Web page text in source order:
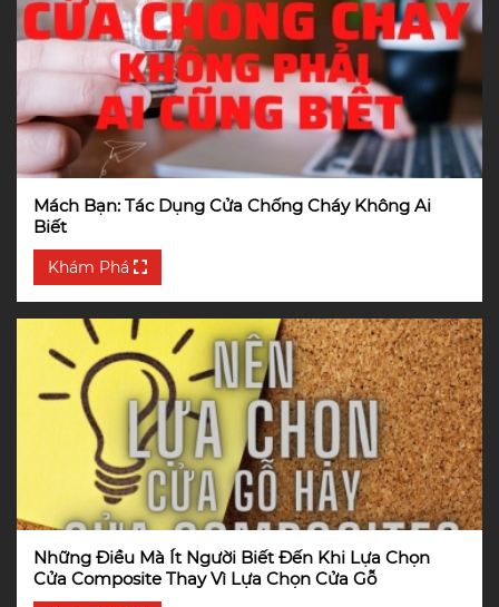
Mách Bạn: Tác Dụng Cửa Chống Cháy Không Ai
Biết
Khám Phá
Những Điều Mà Ít Người Biết Đến Khi Lựa Chọn
Cửa Composite Thay Vì Lựa Chọn Cửa Gỗ